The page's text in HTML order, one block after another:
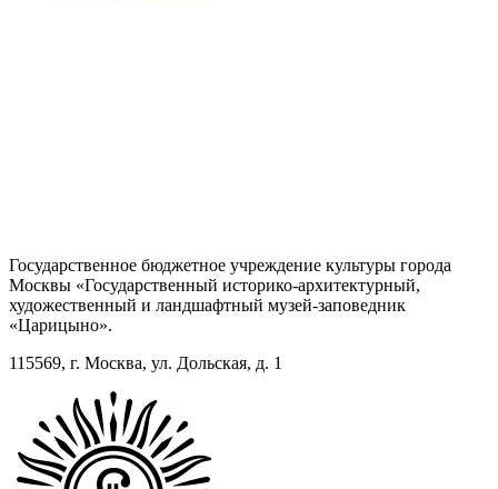
Государственное бюджетное учреждение культуры города
Москвы «Государственный историко-архитектурный,
художественный и ландшафтный музей-заповедник
«Царицыно».
115569, г. Москва, ул. Дольская, д. 1